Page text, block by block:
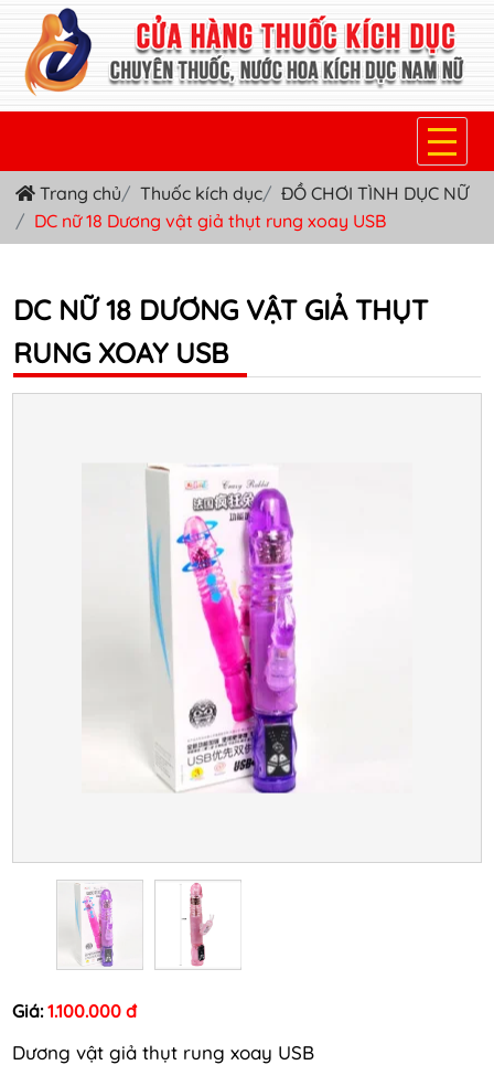
TRANG CHỦ
THUỐC KÍCH DỤC NỮ
THUỐC NƯỚC KÍCH DỤC NAM
THUỐC VIÊN KÍCH DỤC NAM
SẢN PHẨM KHÁC
Trang chủ Thuốc kích dục
ĐỒ CHƠI TÌNH DỤC NỮ
DC nữ 18 Dương vật giả thụt rung xoay USB
DC NỮ 18 DƯƠNG VẬT GIẢ THỤT
RUNG XOAY USB
Giá: 1.100.000 đ
Dương vật giả thụt rung xoay USB